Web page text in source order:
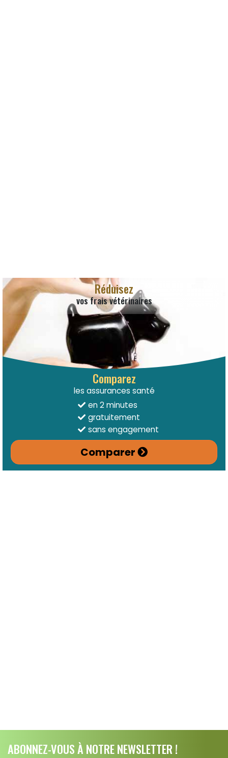
Réduisez
vos frais vétérinaires
Comparez
les assurances santé
en 2 minutes
gratuitement
sans engagement
Comparer
ABONNEZ-VOUS À NOTRE NEWSLETTER !